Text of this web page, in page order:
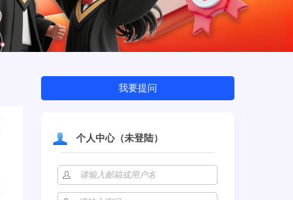
个人中心（未登陆）